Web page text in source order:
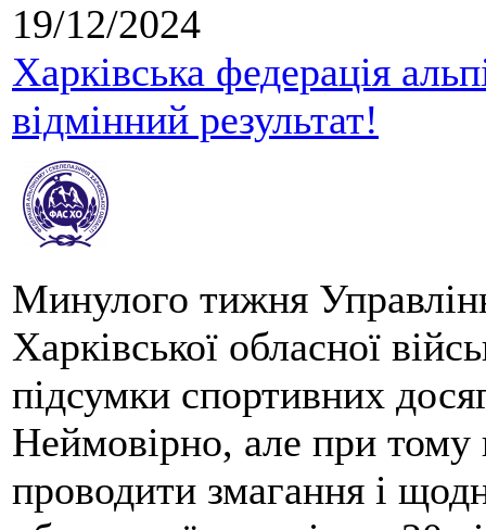
19/12/2024
Харківська федерація
відмінний результат!
Минулого тижня
Харківської обласної
підсумки спортивних
Неймовірно, але при
проводити змагання і